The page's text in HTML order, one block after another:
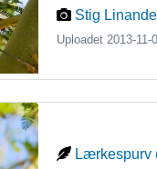
Stig
Uploadet 2013-
Lærkespurv